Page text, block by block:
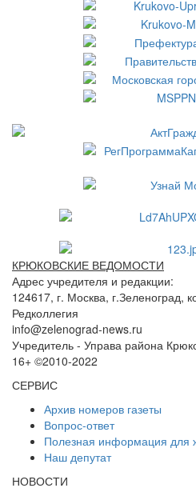
КРЮКОВСКИЕ ВЕДОМОСТИ
Адрес учредителя и редакции:
124617, г. Москва, г.Зеленоград,
Редколлегия
info@zelenograd-news.ru
Учредитель - Управа района
16+ ©2010-2022
СЕРВИС
Архив номеров газеты
Вопрос-ответ
Полезная информация для
Наш депутат
НОВОСТИ